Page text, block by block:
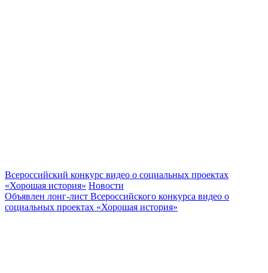
Всероссийский конкурс видео о социальных проектах
«Хорошая история» Новости
Объявлен лонг-лист Всероссийского конкурса видео о
социальных проектах «Хорошая история»